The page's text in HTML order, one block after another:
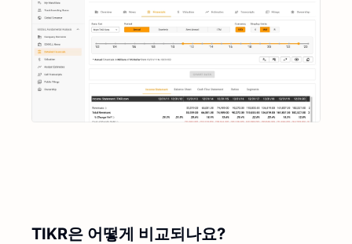
TIKR은 어떻게 비교되나요?